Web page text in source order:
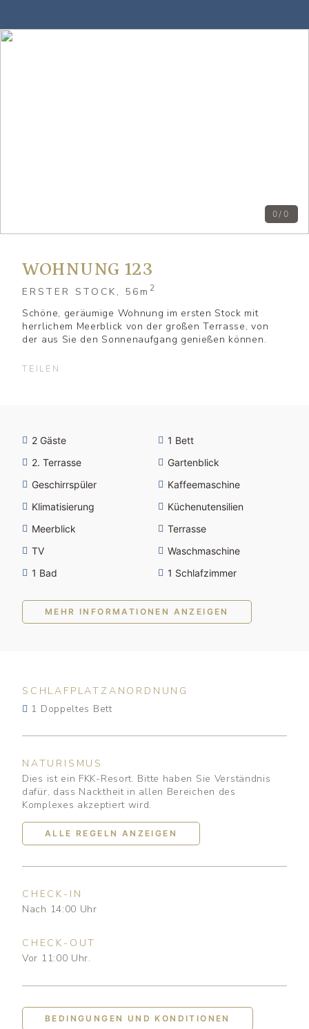
0/0
WOHNUNG 123
ERSTER STOCK, 56m 2
Schöne, geräumige Wohnung im ersten Stock mit
herrlichem Meerblick von der großen Terrasse, von
der aus Sie den Sonnenaufgang genießen können.
TEILEN
2 Gäste
1 Bett
2. Terrasse
Gartenblick
Geschirrspüler
Kaffeemaschine
Klimatisierung
Küchenutensilien
Meerblick
Terrasse
TV
Waschmaschine
1 Bad
1 Schlafzimmer
MEHR INFORMATIONEN ANZEIGEN
SCHLAFPLATZANORDNUNG
1 Doppeltes Bett
NATURISMUS
Dies ist ein FKK-Resort. Bitte haben Sie Verständnis
dafür, dass Nacktheit in allen Bereichen des
Komplexes akzeptiert wird.
ALLE REGELN ANZEIGEN
CHECK-IN
Nach 14:00 Uhr
CHECK-OUT
Vor 11:00 Uhr.
BEDINGUNGEN UND KONDITIONEN